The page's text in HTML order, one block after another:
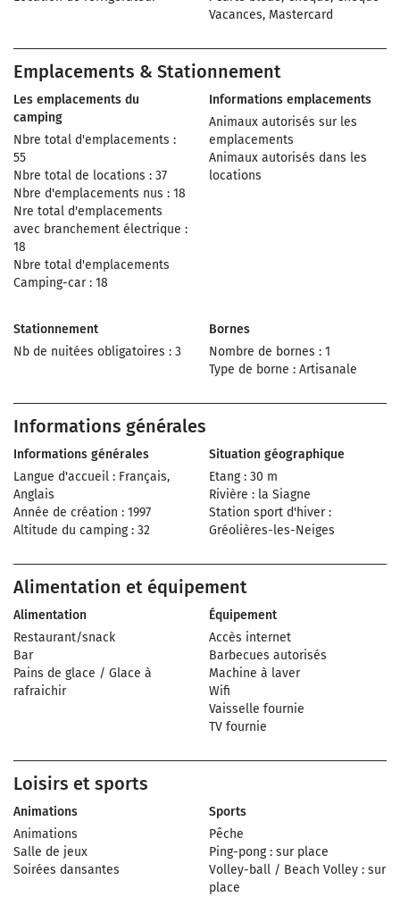
Vacances, Mastercard
Emplacements & Stationnement
Les emplacements du
camping
Nbre total d'emplacements :
55
Nbre total de locations : 37
Nbre d'emplacements nus : 18
Nre total d'emplacements
avec branchement électrique :
18
Nbre total d'emplacements
Camping-car : 18
Informations emplacements
Animaux autorisés sur les
emplacements
Animaux autorisés dans les
locations
Stationnement
Nb de nuitées obligatoires : 3
Bornes
Nombre de bornes : 1
Type de borne : Artisanale
Informations générales
Informations générales
Langue d'accueil : Français,
Anglais
Année de création : 1997
Altitude du camping : 32
Situation géographique
Etang : 30 m
Rivière : la Siagne
Station sport d'hiver :
Gréolières-les-Neiges
Alimentation et équipement
Alimentation
Restaurant/snack
Bar
Pains de glace / Glace à
rafraichir
Équipement
Accès internet
Barbecues autorisés
Machine à laver
Wifi
Vaisselle fournie
TV fournie
Loisirs et sports
Animations
Animations
Salle de jeux
Soirées dansantes
Sports
Pêche
Ping-pong : sur place
Volley-ball / Beach Volley : sur
place